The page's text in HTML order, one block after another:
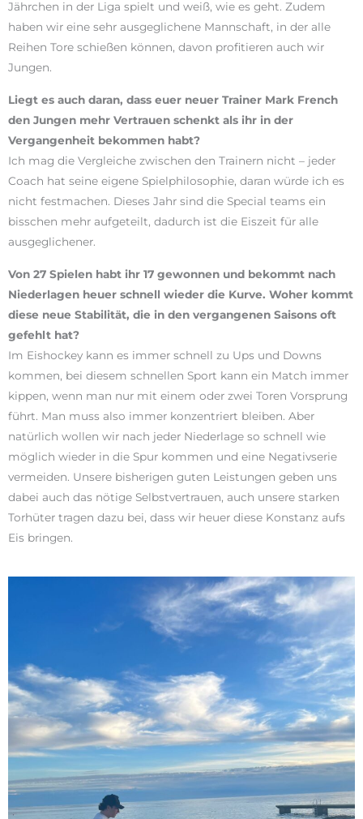
Jährchen in der Liga spielt und weiß, wie es geht. Zudem
haben wir eine sehr ausgeglichene Mannschaft, in der alle
Reihen Tore schießen können, davon profitieren auch wir
Jungen.
Liegt es auch daran, dass euer neuer Trainer Mark French
den Jungen mehr Vertrauen schenkt als ihr in der
Vergangenheit bekommen habt?
Ich mag die Vergleiche zwischen den Trainern nicht – jeder
Coach hat seine eigene Spielphilosophie, daran würde ich es
nicht festmachen. Dieses Jahr sind die Special teams ein
bisschen mehr aufgeteilt, dadurch ist die Eiszeit für alle
ausgeglichener.
Von 27 Spielen habt ihr 17 gewonnen und bekommt nach
Niederlagen heuer schnell wieder die Kurve. Woher kommt
diese neue Stabilität, die in den vergangenen Saisons oft
gefehlt hat?
Im Eishockey kann es immer schnell zu Ups und Downs
kommen, bei diesem schnellen Sport kann ein Match immer
kippen, wenn man nur mit einem oder zwei Toren Vorsprung
führt. Man muss also immer konzentriert bleiben. Aber
natürlich wollen wir nach jeder Niederlage so schnell wie
möglich wieder in die Spur kommen und eine Negativserie
vermeiden. Unsere bisherigen guten Leistungen geben uns
dabei auch das nötige Selbstvertrauen, auch unsere starken
Torhüter tragen dazu bei, dass wir heuer diese Konstanz aufs
Eis bringen.